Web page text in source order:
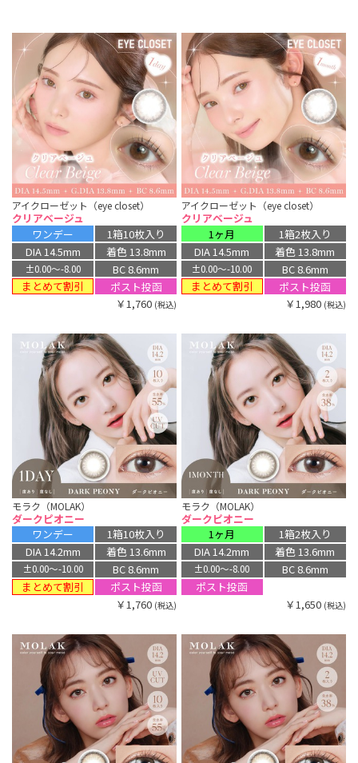
アイクローゼット（eye closet）
クリアベージュ
ワンデー
1箱10枚入り
DIA 14.5mm
着色 13.8mm
±0.00〜-8.00
BC 8.6mm
まとめて割引
ポスト投函
￥1,760 (税込)
アイクローゼット（eye closet）
クリアベージュ
1ヶ月
1箱2枚入り
DIA 14.5mm
着色 13.8mm
±0.00〜-10.00
BC 8.6mm
まとめて割引
ポスト投函
￥1,980 (税込)
モラク（MOLAK）
ダークピオニー
ワンデー
1箱10枚入り
DIA 14.2mm
着色 13.6mm
±0.00〜-10.00
BC 8.6mm
まとめて割引
ポスト投函
￥1,760 (税込)
モラク（MOLAK）
ダークピオニー
1ヶ月
1箱2枚入り
DIA 14.2mm
着色 13.6mm
±0.00〜-8.00
BC 8.6mm
ポスト投函
￥1,650 (税込)